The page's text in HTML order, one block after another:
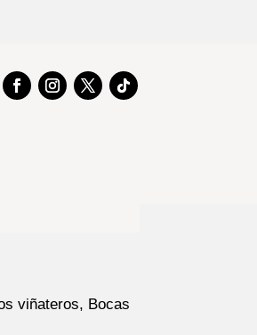
viñateros, Bocas